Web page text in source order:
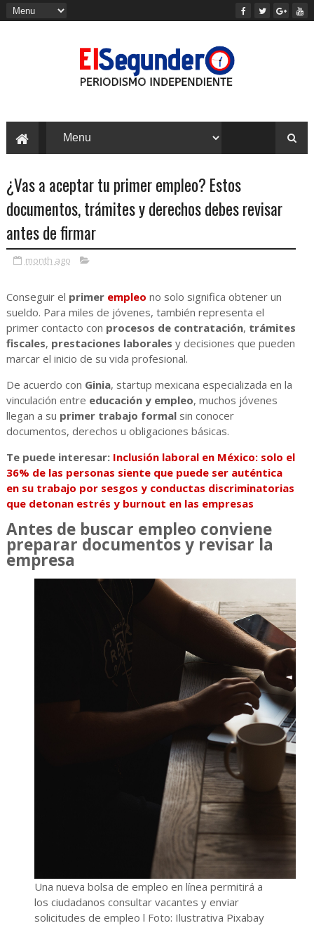
¿Vas a aceptar tu primer empleo? Estos
documentos, trámites y derechos debes revisar
antes de firmar
month ago
Conseguir el primer empleo no solo significa obtener un
sueldo. Para miles de jóvenes, también representa el
primer contacto con procesos de contratación, trámites
fiscales, prestaciones laborales y decisiones que pueden
marcar el inicio de su vida profesional.
De acuerdo con Ginia, startup mexicana especializada en la
vinculación entre educación y empleo, muchos jóvenes
llegan a su primer trabajo formalsin conocer
documentos, derechos u obligaciones básicas.
Te puede interesar: Inclusión laboral en México: solo el
36% de las personas siente que puede ser auténtica
en su trabajo por sesgos y conductas discriminatorias
que detonan estrés y burnout en las empresas
Antes de buscar empleo conviene
preparar documentos y revisar la
empresa
Una nueva bolsa de empleo en línea permitirá a
los ciudadanos consultar vacantes y enviar
solicitudes de empleo l Foto: Ilustrativa Pixabay